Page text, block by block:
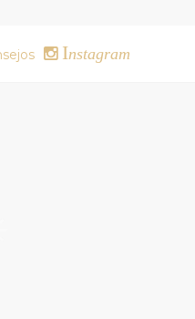
Instagram